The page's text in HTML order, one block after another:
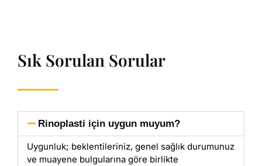
Sık Sorulan Sorular
Rinoplasti için uygun muyum?
Uygunluk; beklentileriniz, genel sağlık durumunuz
ve muayene bulgularına göre birlikte